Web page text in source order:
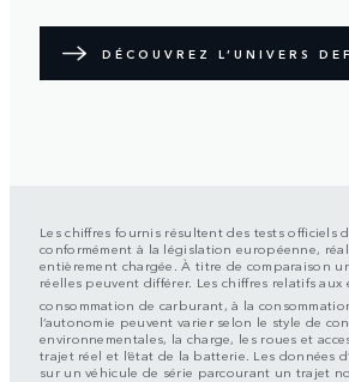
DÉCOUVREZ L’UNIVERS
Les chiffres fournis résultent des tests officiels
conformément à la législation européenne,
entièrement chargée. À titre de comparaison
réelles peuvent différer. Les chiffres relatifs aux
consommation de carburant, à la
l’autonomie peuvent varier selon le style de
environnementales, la charge, les roues et
trajet réel et l’état de la batterie. Les données
sur un véhicule de série parcourant un trajet